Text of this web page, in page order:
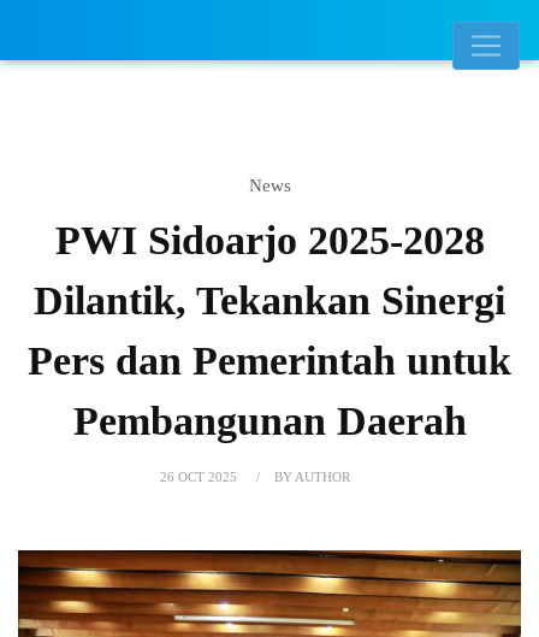
News
PWI Sidoarjo 2025-2028
Dilantik, Tekankan Sinergi
Pers dan Pemerintah untuk
Pembangunan Daerah
26 OCT 2025 BY AUTHOR